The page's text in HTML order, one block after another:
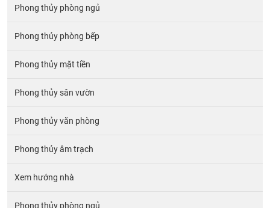
Phong thủy phòng ngủ
Phong thủy phòng bếp
Phong thủy mặt tiền
Phong thủy sân vườn
Phong thủy văn phòng
Phong thủy âm trạch
Xem hướng nhà
Phong thủy phòng ngủ